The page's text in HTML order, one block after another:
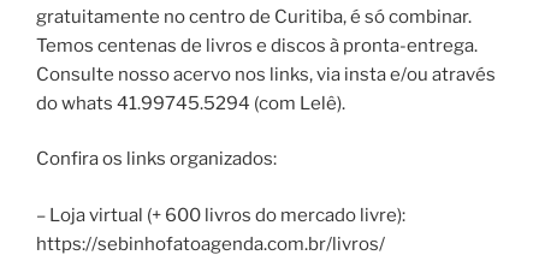
gratuitamente no centro de Curitiba, é só combinar.
Temos centenas de livros e discos à pronta-entrega.
Consulte nosso acervo nos links, via insta e/ou através
do whats 41.99745.5294 (com Lelê).
Confira os links organizados:
– Loja virtual (+ 600 livros do mercado livre):
https://sebinhofatoagenda.com.br/livros/